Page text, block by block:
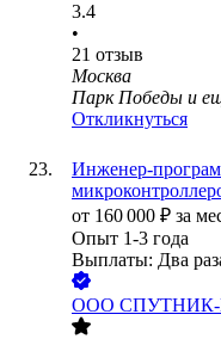
3.4
•
21 отзыв
Москва
Парк Победы и
Откликнуться
Инженер-
от 160 000 ₽ за
Опыт 1-3 года
Выплаты: Два
ООО СПУТНИК-